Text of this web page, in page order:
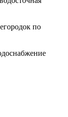
по